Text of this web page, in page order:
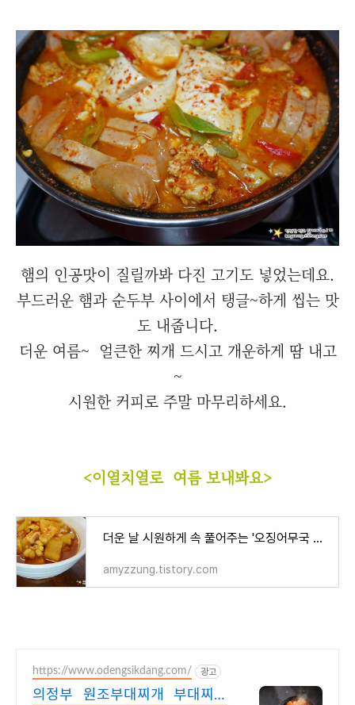
햄의 인공맛이 질릴까봐 다진 고기도 넣었는데요.
부드러운 햄과 순두부 사이에서 탱글~하게 씹는 맛
도 내줍니다.
더운 여름~ 얼큰한 찌개 드시고 개운하게 땀 내고
~
시원한 커피로 주말 마무리하세요.
<이열치열로 여름 보내봐요>
더운 날 시원하게 속 풀어주는 '오징어무국 만들기'
amyzzung.tistory.com
https://www.odengsikdang.com/ 광고
의정부 원조부대찌개 부대찌개